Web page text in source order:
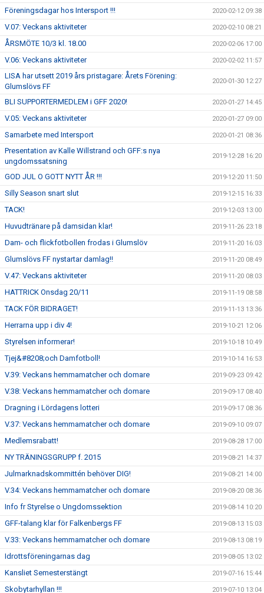
Föreningsdagar hos Intersport !!! 2020-02-12 09:38
V.07: Veckans aktiviteter 2020-02-10 08:21
ÅRSMÖTE 10/3 kl. 18.00 2020-02-06 17:00
V.06: Veckans aktiviteter 2020-02-02 11:57
LISA har utsett 2019 års pristagare: Årets Förening:
Glumslövs FF
2020-01-30 12:27
BLI SUPPORTERMEDLEM i GFF 2020! 2020-01-27 14:45
V.05: Veckans aktiviteter 2020-01-27 09:00
Samarbete med Intersport 2020-01-21 08:36
Presentation av Kalle Willstrand och GFF:s nya
ungdomssatsning
2019-12-28 16:20
GOD JUL O GOTT NYTT ÅR !!! 2019-12-20 11:50
Silly Season snart slut 2019-12-15 16:33
TACK! 2019-12-03 13:00
Huvudtränare på damsidan klar! 2019-11-26 23:18
Dam- och flickfotbollen frodas i Glumslöv 2019-11-20 16:03
Glumslövs FF nystartar damlag!! 2019-11-20 08:49
V.47: Veckans aktiviteter 2019-11-20 08:03
HATTRICK Onsdag 20/11 2019-11-19 08:58
TACK FÖR BIDRAGET! 2019-11-13 13:36
Herrarna upp i div 4! 2019-10-21 12:06
Styrelsen informerar! 2019-10-18 10:49
Tjej&#8208;och Damfotboll! 2019-10-14 16:53
V.39: Veckans hemmamatcher och domare 2019-09-23 09:42
V.38: Veckans hemmamatcher och domare 2019-09-17 08:40
Dragning i Lördagens lotteri 2019-09-17 08:36
V.37: Veckans hemmamatcher och domare 2019-09-10 09:07
Medlemsrabatt! 2019-08-28 17:00
NY TRÄNINGSGRUPP f. 2015 2019-08-21 14:37
Julmarknadskommittén behöver DIG! 2019-08-21 14:00
V.34: Veckans hemmamatcher och domare 2019-08-20 08:36
Info fr Styrelse o Ungdomssektion 2019-08-14 10:20
GFF-talang klar för Falkenbergs FF 2019-08-13 15:03
V.33: Veckans hemmamatcher och domare 2019-08-13 08:19
Idrottsföreningarnas dag 2019-08-05 13:02
Kansliet Semesterstängt 2019-07-16 15:44
Skobytarhyllan !!! 2019-07-10 13:04